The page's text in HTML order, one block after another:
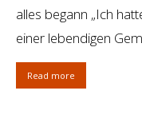
alles begann „Ich
einer lebendigen
Read more